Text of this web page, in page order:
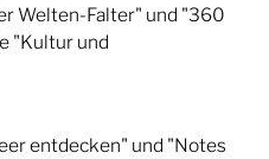
Welten-Falter" und "360
"Kultur und
entdecken" und "Notes